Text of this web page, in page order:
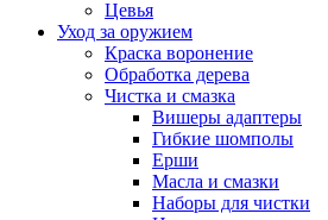
Цевья
Уход за оружием
Краска воронение
Обработка дерева
Чистка и смазка
Вишеры адаптеры
Гибкие шомполы
Ерши
Масла и смазки
Наборы для чистки